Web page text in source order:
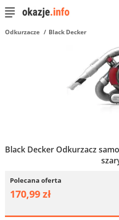
Odkurzacze Black Decker
Black Decker Odkurzacz
Polecana oferta
170,99 zł